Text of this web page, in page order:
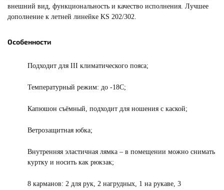
внешний вид, функциональность и качество исполнения. Лучшее
дополнение к летней линейке KS 202/302.
Особенности
Подходит для III климатического пояса;
Температурный режим: до -18С;
Капюшон съёмный, подходит для ношения с каской;
Ветрозащитная юбка;
Внутренняя эластичная лямка – в помещении можно снимать
куртку и носить как рюкзак;
8 карманов: 2 для рук, 2 нагрудных, 1 на рукаве, 3